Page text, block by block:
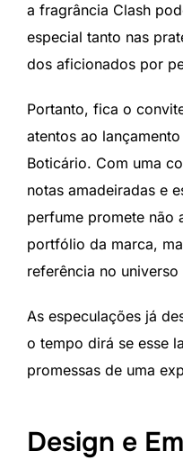
a fragrância Clash
especial tanto nas
dos aficionados por
Portanto, fica o
atentos ao
Boticário. Com uma
notas amadeiradas e
perfume promete não
portfólio da marca,
referência no
As especulações já
o tempo dirá se esse
promessas de uma
Design e